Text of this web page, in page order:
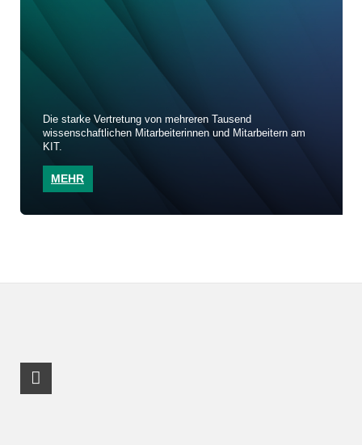
Die starke Vertretung von mehreren Tausend
wissenschaftlichen Mitarbeiterinnen und Mitarbeitern am
KIT.
MEHR
RSS-Feed